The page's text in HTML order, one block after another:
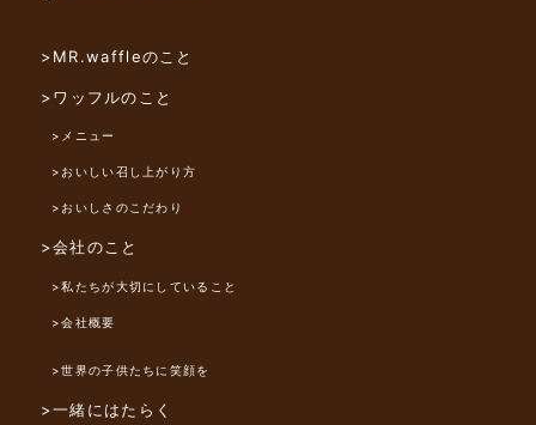
>MR.waffleのこと
>ワッフルのこと
>メニュー
>おいしい召し上がり方
>おいしさのこだわり
>会社のこと
>私たちが大切にしていること
>会社概要
>世界の子供たちに笑顔を
>一緒にはたらく